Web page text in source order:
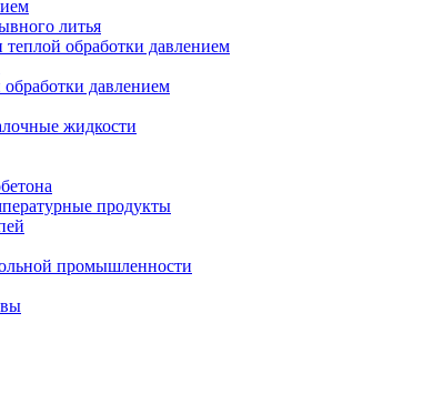
литья
обработки давлением
давлением
жидкости
продукты
промышленности